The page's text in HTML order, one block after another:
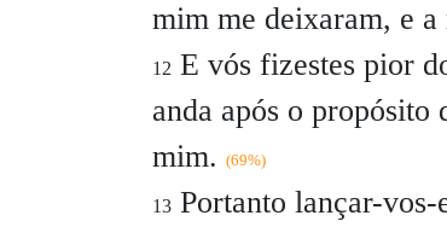
mim me deixaram, e
12 E vós fizestes pior
anda após o propósito
mim. (69%)
13 Portanto lançar-